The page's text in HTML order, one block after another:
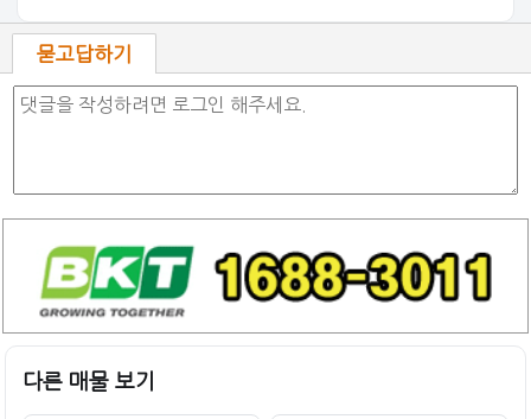
묻고답하기
다른 매물 보기